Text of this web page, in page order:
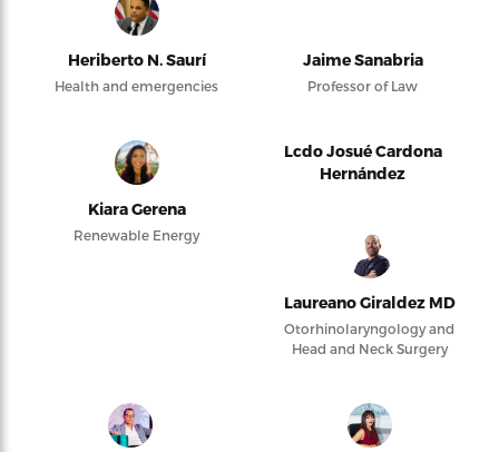
Heriberto N. Saurí
Health and emergencies
Jaime Sanabria
Professor of Law
Kiara Gerena
Renewable Energy
Lcdo Josué Cardona
Hernández
Laureano Giraldez MD
Otorhinolaryngology and
Head and Neck Surgery